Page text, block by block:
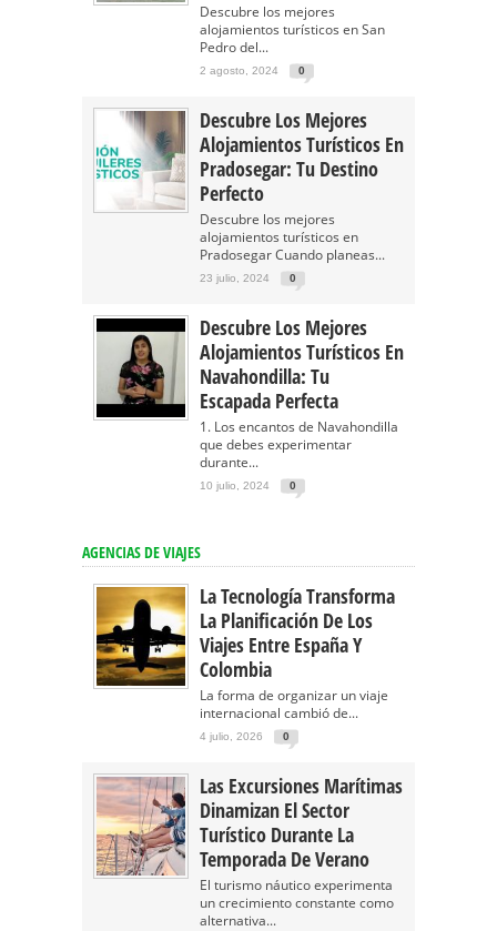
Descubre los mejores
alojamientos turísticos en San
Pedro del...
2 agosto, 2024 0
Descubre Los Mejores
Alojamientos Turísticos En
Pradosegar: Tu Destino
Perfecto
Descubre los mejores
alojamientos turísticos en
Pradosegar Cuando planeas...
23 julio, 2024 0
Descubre Los Mejores
Alojamientos Turísticos En
Navahondilla: Tu
Escapada Perfecta
1. Los encantos de Navahondilla
que debes experimentar
durante...
10 julio, 2024 0
AGENCIAS DE VIAJES
La Tecnología Transforma
La Planificación De Los
Viajes Entre España Y
Colombia
La forma de organizar un viaje
internacional cambió de...
4 julio, 2026 0
Las Excursiones Marítimas
Dinamizan El Sector
Turístico Durante La
Temporada De Verano
El turismo náutico experimenta
un crecimiento constante como
alternativa...